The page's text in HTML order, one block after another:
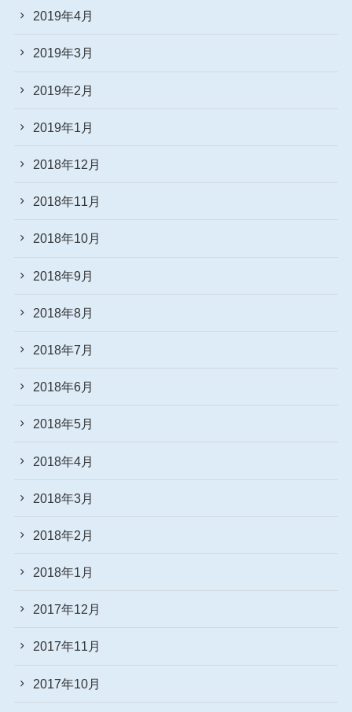
2019年4月
2019年3月
2019年2月
2019年1月
2018年12月
2018年11月
2018年10月
2018年9月
2018年8月
2018年7月
2018年6月
2018年5月
2018年4月
2018年3月
2018年2月
2018年1月
2017年12月
2017年11月
2017年10月